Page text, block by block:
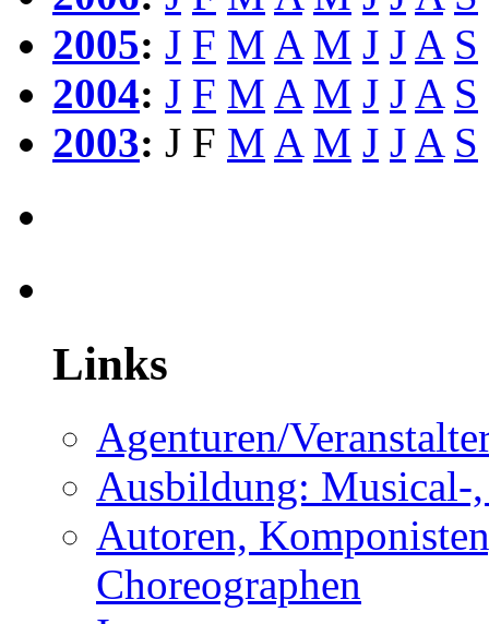
2005: J F M A M J J A S
2004: J F M A M J J A S
2003: J F M A M J J A S
Links
Agenturen/
Ausbildung: Musical-,
Autoren,
Choreographen